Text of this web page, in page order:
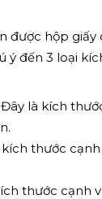
được hộp
ý đến 3 loại
là kích
kích thước
thước cạnh